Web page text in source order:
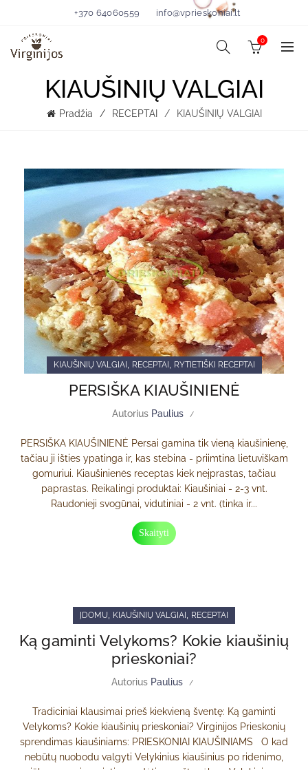
+370 64060559 info@vprieskoniai.lt
0
KIAUŠINIŲ VALGIAI
Pradžia RECEPTAI KIAUŠINIŲ VALGIAI
KIAUŠINIŲ VALGIAI RECEPTAI RYTIETIŠKI RECEPTAI
PERSIŠKA KIAUŠINIENĖ
Autorius Paulius
PERSIŠKA KIAUŠINIENĖ Persai gamina tik vieną kiaušinienę,
tačiau ji išties ypatinga ir, kas stebina - priimtina lietuviškam
gomuriui. Kiaušinienės receptas kiek neįprastas, tačiau
paprastas. Reikalingi produktai: Kiaušiniai - 2-3 vnt.
Raudonieji svogūnai, vidutiniai - 2 vnt. (tinka ir...
Skaityti
ĮDOMU KIAUŠINIŲ VALGIAI RECEPTAI
Ką gaminti Velykoms? Kokie kiaušinių
prieskoniai?
Autorius Paulius
Tradiciniai klausimai prieš kiekvieną šventę: Ką gaminti
Velykoms? Kokie kiaušinių prieskoniai? Virginijos Prieskonių
sprendimas kiaušiniams: PRIESKONIAI KIAUŠINIAMS O kad
nebūtų nuobodu valgyti Velykinius kiaušinius po ridenimo,